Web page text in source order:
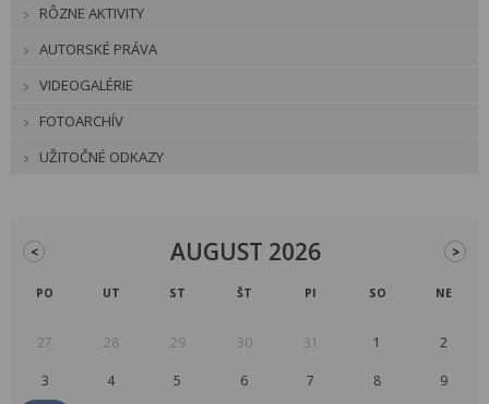
RÔZNE AKTIVITY
AUTORSKÉ PRÁVA
VIDEOGALÉRIE
FOTOARCHÍV
UŽITOČNÉ ODKAZY
< AUGUST 2026 >
PO UT ST ŠT PI SO NE
27 28 29 30 31 1 2
3 4 5 6 7 8 9